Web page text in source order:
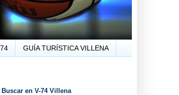
GUÍA TURÍSTICA VILLENA
... EL "UVE" ...
Buscar en V-74 Villena